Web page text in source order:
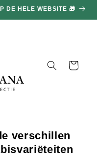
Mand
verschillen